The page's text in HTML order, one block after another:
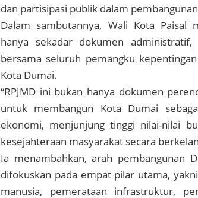
dan partisipasi publik dalam
Dalam sambutannya, Wali Kota Paisal
hanya sekadar dokumen
bersama seluruh pemangku
Kota Dumai.
“RPJMD ini bukan hanya dokumen
untuk membangun Kota Dumai
ekonomi, menjunjung tinggi nilai-nilai
kesejahteraan masyarakat secara
Ia menambahkan, arah pembangunan
difokuskan pada empat pilar utama,
manusia, pemerataan infrastruktur,